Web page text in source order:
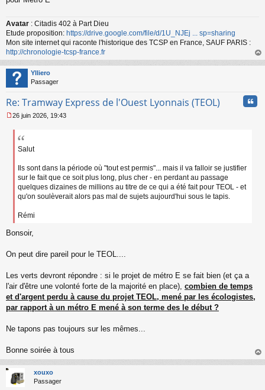
u
Avatar : Citadis 402 à Part Dieu
Etude proposition: https://drive.google.com/file/d/1U_NJEj ... sp=sharing
Mon site internet qui raconte l'historique des TCSP en France, SAUF PARIS :
http://chronologie-tcsp-france.fr
au
Ylliero
Passager
Re: Tramway Express de l'Ouest Lyonnais (TEOL)
e
26 juin 2026, 19:43
Salut
Ils sont dans la période où "tout est permis"... mais il va falloir se justifier
sur le fait que ce soit plus long, plus cher - en perdant au passage
quelques dizaines de millions au titre de ce qui a été fait pour TEOL - et
qu'on soulèverait alors pas mal de sujets aujourd'hui sous le tapis.
Rémi
Bonsoir,
On peut dire pareil pour le TEOL....
Les verts devront répondre : si le projet de métro E se fait bien (et ça a
l'air d'être une volonté forte de la majorité en place), combien de temps
et d'argent perdu à cause du projet TEOL, mené par les écologistes,
par rapport à un métro E mené à son terme des le début ?
Ne tapons pas toujours sur les mêmes...
Bonne soirée à tous
au
xouxo
Passager